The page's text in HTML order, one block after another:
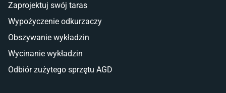
Płytki Cersanit
Płytki wielkoformatowe
Glazura
Płytki marmurowe
Zaprojektuj swój taras
Wypożyczenie odkurzaczy
Obszywanie wykładzin
Wycinanie wykładzin
Odbiór zużytego sprzętu AGD